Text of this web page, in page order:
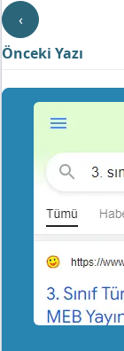
‹
Önceki Yazı